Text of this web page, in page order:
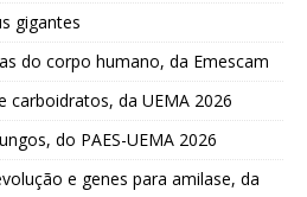
gigantes
do corpo humano, da Emescam
carboidratos, da UEMA 2026
do PAES-UEMA 2026
e genes para amilase, da